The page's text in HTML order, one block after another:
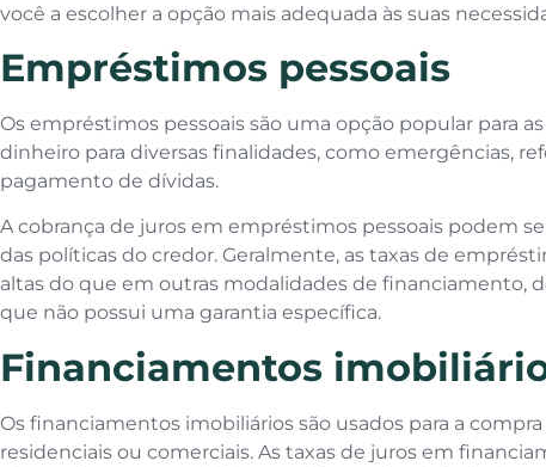
você a escolher a opção mais adequada às suas
Empréstimos pessoais
Os empréstimos pessoais são uma opção popular para
dinheiro para diversas finalidades, como emergências,
pagamento de dívidas.
A cobrança de juros em empréstimos pessoais podem
das políticas do credor. Geralmente, as taxas de
altas do que em outras modalidades de financiamento,
que não possui uma garantia específica.
Financiamentos
Os financiamentos imobiliários são usados para a
residenciais ou comerciais. As taxas de juros em